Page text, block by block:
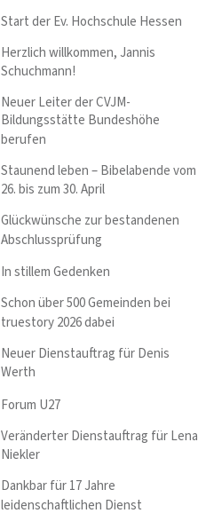
Start der Ev. Hochschule Hessen
Herzlich willkommen, Jannis
Schuchmann!
Neuer Leiter der CVJM-
Bildungsstätte Bundeshöhe
berufen
Staunend leben – Bibelabende vom
26. bis zum 30. April
Glückwünsche zur bestandenen
Abschlussprüfung
In stillem Gedenken
Schon über 500 Gemeinden bei
truestory 2026 dabei
Neuer Dienstauftrag für Denis
Werth
Forum U27
Veränderter Dienstauftrag für Lena
Niekler
Dankbar für 17 Jahre
leidenschaftlichen Dienst